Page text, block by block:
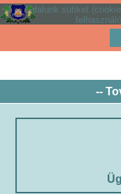
Weboldalunk sütiket
--